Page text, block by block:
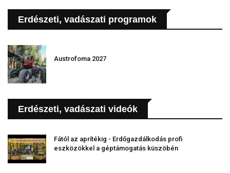
Erdészeti, vadászati programok
Austrofoma 2027
Erdészeti, vadászati videók
Fától az aprítékig - Erdőgazdálkodás profi
eszközökkel a géptámogatás küszöbén